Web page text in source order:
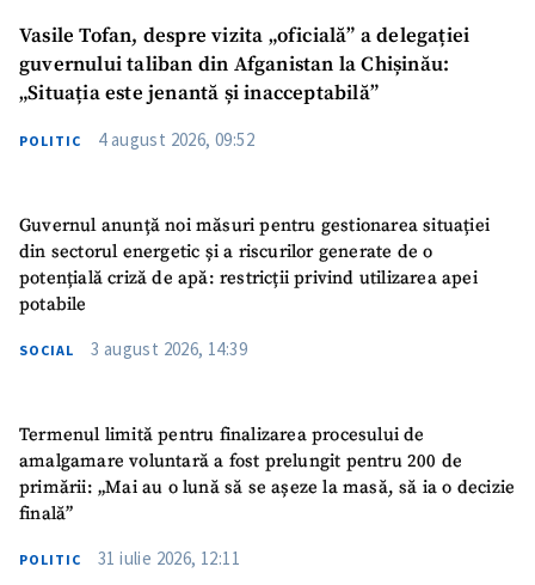
Vasile Tofan, despre vizita „oficială” a delegației
guvernului taliban din Afganistan la Chișinău:
„Situația este jenantă și inacceptabilă”
POLITIC 4 august 2026, 09:52
Guvernul anunță noi măsuri pentru gestionarea situației
din sectorul energetic și a riscurilor generate de o
potențială criză de apă: restricții privind utilizarea apei
potabile
SOCIAL 3 august 2026, 14:39
Termenul limită pentru finalizarea procesului de
amalgamare voluntară a fost prelungit pentru 200 de
primării: „Mai au o lună să se așeze la masă, să ia o decizie
finală”
POLITIC 31 iulie 2026, 12:11